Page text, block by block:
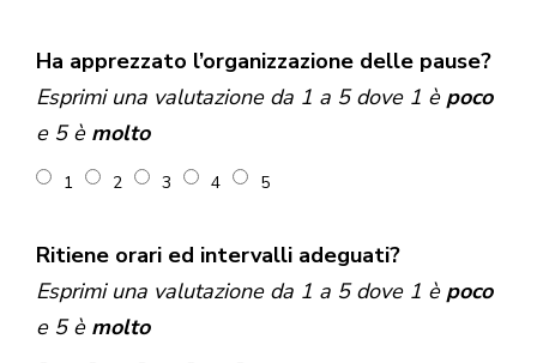
Ha apprezzato l’organizzazione delle pause?
Esprimi una valutazione da 1 a 5 dove 1 è poco
e 5 è molto
1 2 3 4 5
Ritiene orari ed intervalli adeguati?
Esprimi una valutazione da 1 a 5 dove 1 è poco
e 5 è molto